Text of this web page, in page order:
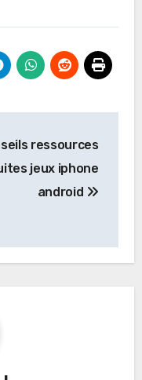
ressources
jeux iphone
android